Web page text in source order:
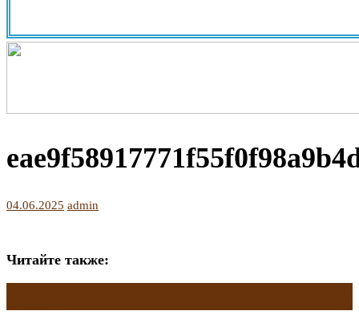
04.06.2025 admin
Читайте также: